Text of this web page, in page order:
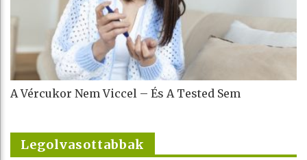
A Vércukor Nem Viccel – És A Tested Sem
Legolvasottabbak